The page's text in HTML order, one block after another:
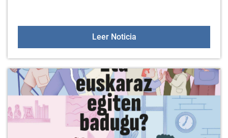
Leer NoticiaComida popular del